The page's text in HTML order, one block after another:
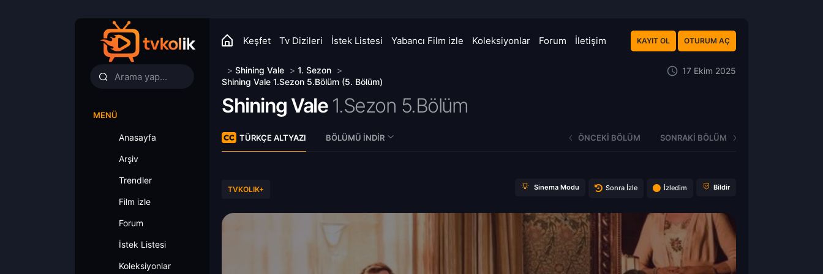
Keşfet Tv Dizileri İstek Listesi Yabancı Film izle Koleksiyonlar Forum İletişim KAYIT OL OTURUM AÇ
MENÜ
Anasayfa
Arşiv
Trendler
Film izle
Forum
İstek Listesi
Koleksiyonlar
> Shining Vale > 1. Sezon >
Shining Vale 1.Sezon 5.Bölüm (5. Bölüm)
17 Ekim 2025
Shining Vale 1.Sezon 5.Bölüm
TÜRKÇE ALTYAZI BÖLÜMÜ İNDIR ÖNCEKI BÖLÜM SONRAKI BÖLÜM
TVKOLIK+ Sinema Modu Sonra İzle İzledim Bildir